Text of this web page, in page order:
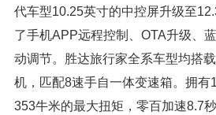
代车型10.25英寸的中控屏升级至
了手机APP远程控制、OTA升级、
动调节。胜达旅行家全系车型均搭
机，匹配8速手自一体变速箱。拥有
353牛米的最大扭矩，零百加速8.7